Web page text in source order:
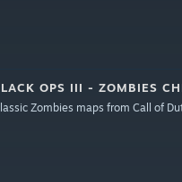
OPS III - ZOMBIES
Zombies maps from Call of